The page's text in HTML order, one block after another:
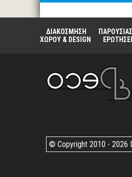
ΔΙΑΚΟΣΜΗΣΗ
ΧΩΡΟΥ & DESIGN
© Copyright 2010 - 2026